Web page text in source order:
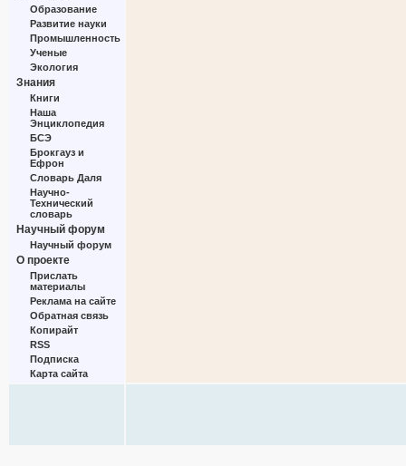
Образование
Развитие науки
Промышленность
Ученые
Экология
Знания
Книги
Наша
Энциклопедия
БСЭ
Брокгауз и
Ефрон
Словарь Даля
Научно-
Технический
словарь
Научный форум
Научный форум
О проекте
Прислать
материалы
Реклама на сайте
Обратная связь
Копирайт
RSS
Подписка
Карта сайта